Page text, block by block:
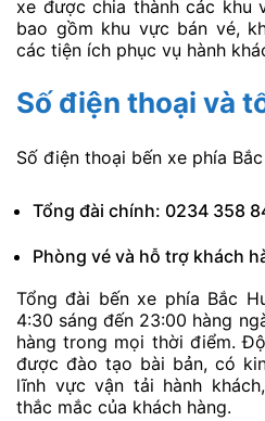
xe được chia thành các khu
bao gồm khu vực bán vé,
các tiện ích phục vụ hành
Số điện thoại và
Số điện thoại bến xe phía
Tổng đài chính: 0234 358
Phòng vé và hỗ trợ khách
Tổng đài bến xe phía Bắc
4:30 sáng đến 23:00 hàng
hàng trong mọi thời điểm.
được đào tạo bài bản, có
lĩnh vực vận tải hành
thắc mắc của khách hàng.